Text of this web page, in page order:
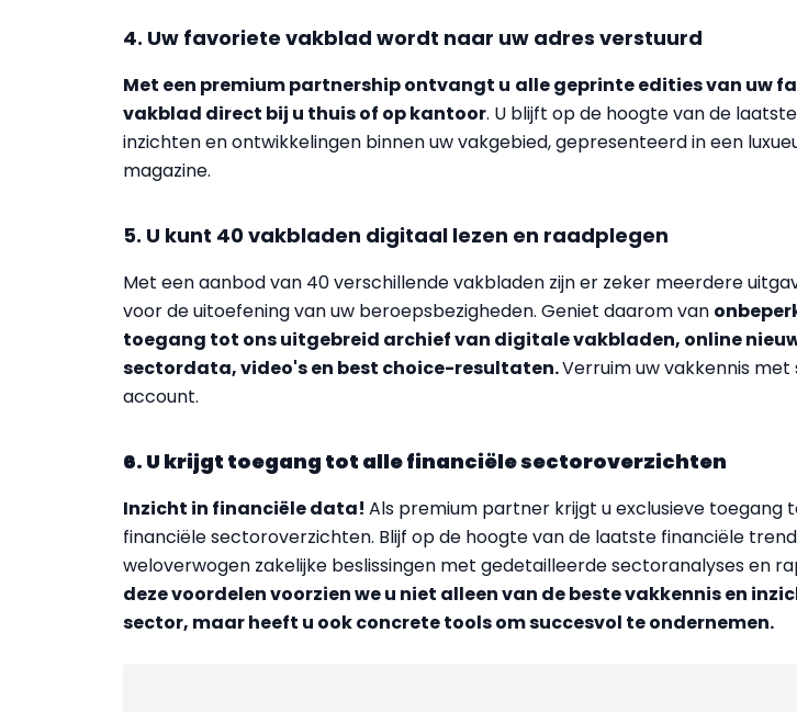
4. Uw favoriete vakblad wordt naar uw adres verstuurd
Met een premium partnership ontvangt u alle geprinte edities van uw
vakblad direct bij u thuis of op kantoor. U blijft op de hoogte van de
inzichten en ontwikkelingen binnen uw vakgebied, gepresenteerd in een
magazine.
5. U kunt 40 vakbladen digitaal lezen en raadplegen
Met een aanbod van 40 verschillende vakbladen zijn er zeker meerdere
voor de uitoefening van uw beroepsbezigheden. Geniet daarom van
toegang tot ons uitgebreid archief van digitale vakbladen, online
sectordata, video's en best choice-resultaten.Verruim uw vakkennis met
account.
6. U krijgt toegang tot alle financiële sectoroverzichten
Inzicht in financiële data! Als premium partner krijgt u exclusieve toegang
financiële sectoroverzichten. Blijf op de hoogte van de laatste financiële
weloverwogen zakelijke beslissingen met gedetailleerde sectoranalyses en
deze voordelen voorzien we u niet alleen van de beste vakkennis en
sector, maar heeft u ook concrete tools om succesvol te ondernemen.